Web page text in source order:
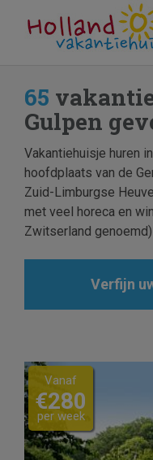
65
Gulpen
Vakantiehuisje huren
hoofdplaats van de
Zuid-Limburgse
met veel horeca en
Zwitserland
Verfijn
Previous
Vanaf
€280
per week